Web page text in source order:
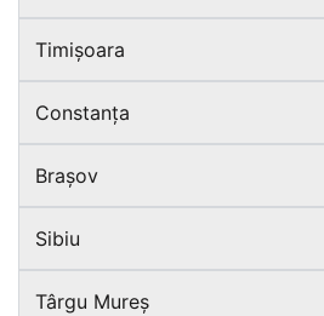
Timișoara
Constanța
Brașov
Sibiu
Târgu Mureș